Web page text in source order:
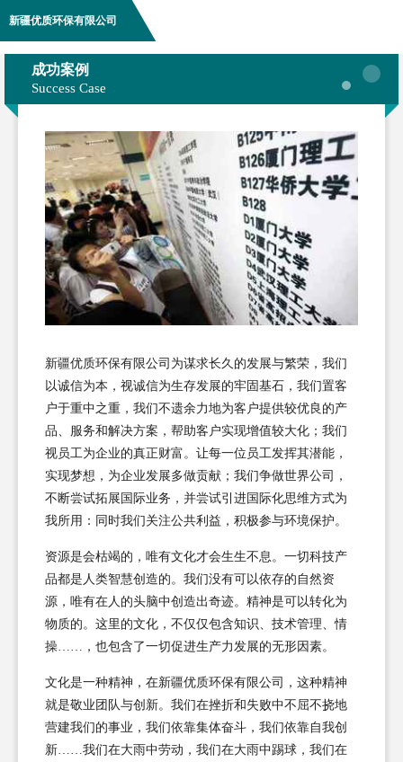
新疆优质环保有限公司
成功案例
Success Case
新疆优质环保有限公司为谋求长久的发展与繁荣，我们
以诚信为本，视诚信为生存发展的牢固基石，我们置客
户于重中之重，我们不遗余力地为客户提供较优良的产
品、服务和解决方案，帮助客户实现增值较大化；我们
视员工为企业的真正财富。让每一位员工发挥其潜能，
实现梦想，为企业发展多做贡献；我们争做世界公司，
不断尝试拓展国际业务，并尝试引进国际化思维方式为
我所用：同时我们关注公共利益，积极参与环境保护。
资源是会枯竭的，唯有文化才会生生不息。一切科技产
品都是人类智慧创造的。我们没有可以依存的自然资
源，唯有在人的头脑中创造出奇迹。精神是可以转化为
物质的。这里的文化，不仅仅包含知识、技术管理、情
操……，也包含了一切促进生产力发展的无形因素。
文化是一种精神，在新疆优质环保有限公司，这种精神
就是敬业团队与创新。我们在挫折和失败中不屈不挠地
营建我们的事业，我们依靠集体奋斗，我们依靠自我创
新……我们在大雨中劳动，我们在大雨中踢球，我们在